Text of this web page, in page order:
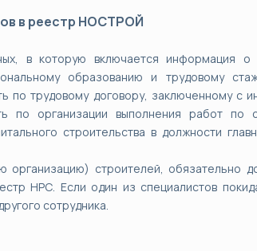
в реестр НОСТРОЙ
в которую включается информация о
образованию и трудовому
по трудовому договору, заключенному с
по организации выполнения работ по
строительства в должности
строителей, обязательно
НРС. Если один из специалистов
сотрудника.